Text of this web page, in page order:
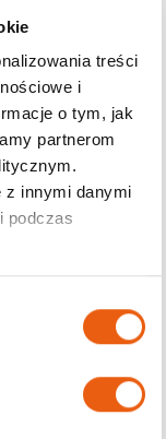
treści
i
o tym, jak
partnerom
z innymi danymi
podczas